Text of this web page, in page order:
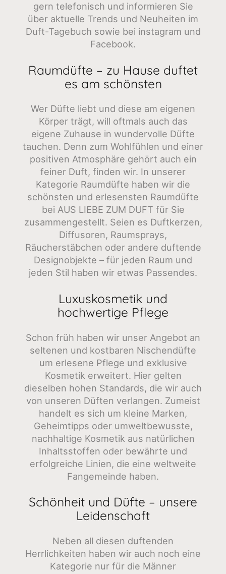
gern telefonisch und informieren Sie
über aktuelle Trends und Neuheiten im
Duft-Tagebuch sowie bei instagram und
Facebook.
Raumdüfte – zu Hause duftet
es am schönsten
Wer Düfte liebt und diese am eigenen
Körper trägt, will oftmals auch das
eigene Zuhause in wundervolle Düfte
tauchen. Denn zum Wohlfühlen und einer
positiven Atmosphäre gehört auch ein
feiner Duft, finden wir. In unserer
Kategorie Raumdüfte haben wir die
schönsten und erlesensten Raumdüfte
bei AUS LIEBE ZUM DUFT für Sie
zusammengestellt. Seien es Duftkerzen,
Diffusoren, Raumsprays,
Räucherstäbchen oder andere duftende
Designobjekte – für jeden Raum und
jeden Stil haben wir etwas Passendes.
Luxuskosmetik und
hochwertige Pflege
Schon früh haben wir unser Angebot an
seltenen und kostbaren Nischendüfte
um erlesene Pflege und exklusive
Kosmetik erweitert. Hier gelten
dieselben hohen Standards, die wir auch
von unseren Düften verlangen. Zumeist
handelt es sich um kleine Marken,
Geheimtipps oder umweltbewusste,
nachhaltige Kosmetik aus natürlichen
Inhaltsstoffen oder bewährte und
erfolgreiche Linien, die eine weltweite
Fangemeinde haben.
Schönheit und Düfte – unsere
Leidenschaft
Neben all diesen duftenden
Herrlichkeiten haben wir auch noch eine
Kategorie nur für die Männer